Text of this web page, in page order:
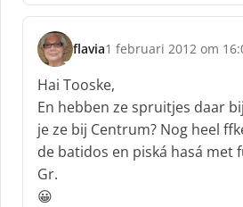
e
f
:
flavia
s
c
h
r
e
e
f
:
1 februari 2012 om
Hai Tooske,
En hebben ze spruitjes daar
je ze bij Centrum? Nog heel
de batidos en piská hasá met
Gr.
😀